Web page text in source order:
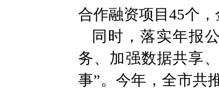
合作融资项目45个
同时，落实年报
务、加强数据共享
事”。今年，全市共